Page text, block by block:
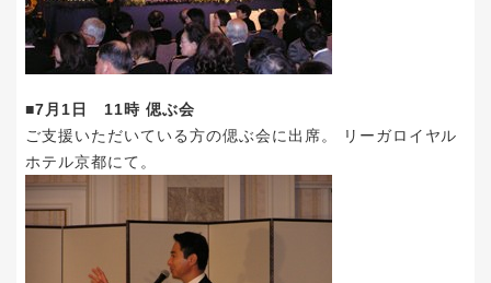
■7月1日 11時 偲ぶ会
ご支援いただいている方の偲ぶ会に出席。 リーガロイヤル
ホテル京都にて。